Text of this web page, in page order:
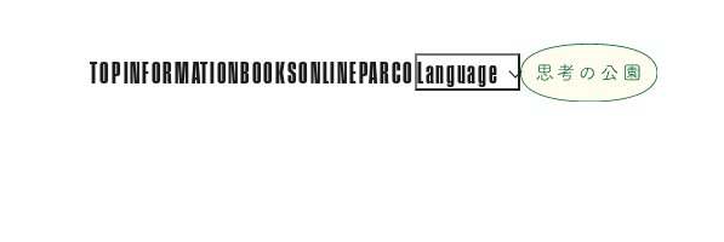
TOP INFORMATION BOOKSONLINEPARCO Language